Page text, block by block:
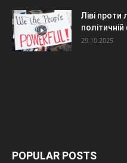
Ліві проти
політичній
29.10.2025
POPULAR POSTS